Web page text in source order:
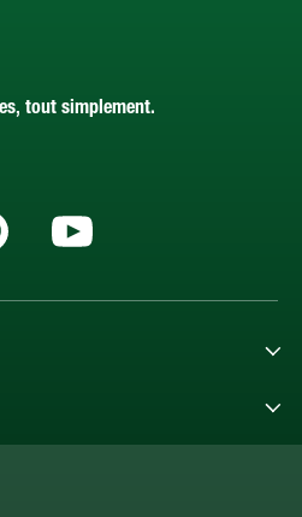
tout simplement.